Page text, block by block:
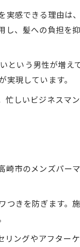
実感できる理由は
し、髪への負担を
という男性が増え
現しています。
しいビジネスマ
崎市のメンズパー
つきを防ぎます。
ングやアフター